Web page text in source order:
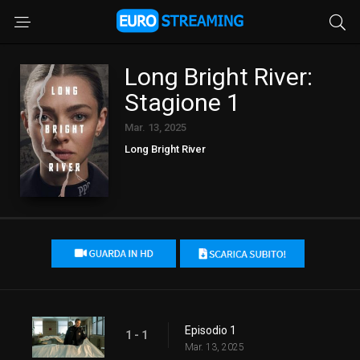
Long Bright River:
Stagione 1
Mar. 13, 2025
Long Bright River
1 - 1 Episodio 1
Mar. 13, 2025